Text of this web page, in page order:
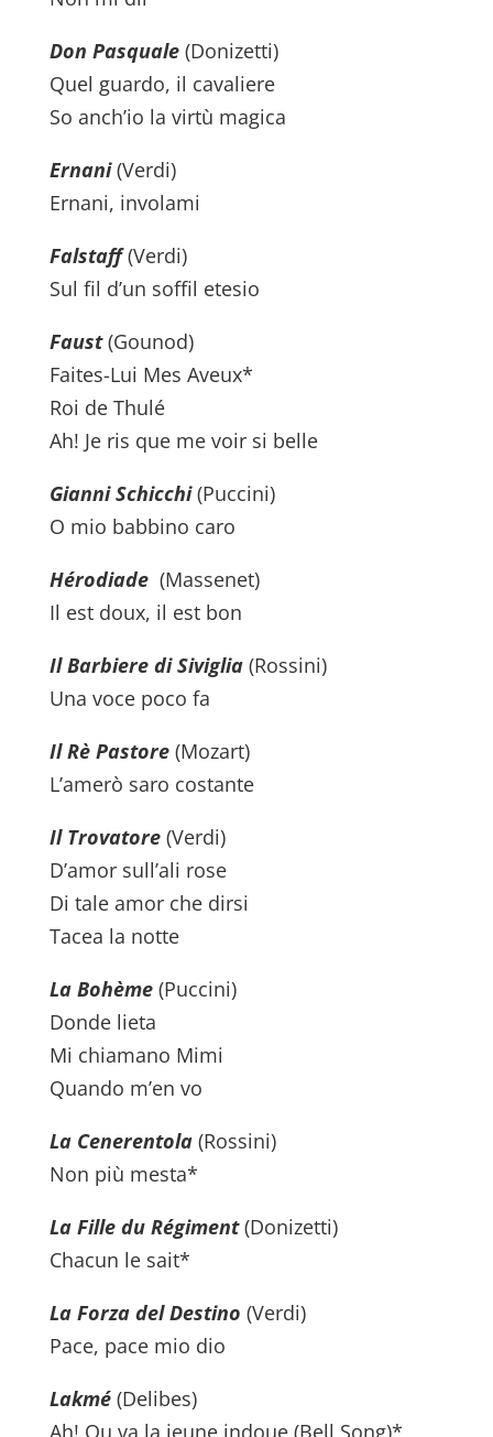
Don Pasquale (Donizetti)
Quel guardo, il cavaliere
So anch’io la virtù magica
Ernani(Verdi)
Ernani, involami
Falstaff(Verdi)
Sul fil d’un soffil etesio
Faust (Gounod)
Faites-Lui Mes Aveux*
Roi de Thulé
Ah! Je ris que me voir si belle
Gianni Schicchi(Puccini)
O mio babbino caro
Hérodiade (Massenet)
Il est doux, il est bon
Il Barbiere di Siviglia(Rossini)
Una voce poco fa
Il Rè Pastore(Mozart)
L’amerò saro costante
Il Trovatore(Verdi)
D’amor sull’ali rose
Di tale amor che dirsi
Tacea la notte
La Bohème(Puccini)
Donde lieta
Mi chiamano Mimi
Quando m’en vo
La Cenerentola(Rossini)
Non più mesta*
La Fille du Régiment(Donizetti)
Chacun le sait*
La Forza del Destino (Verdi)
Pace, pace mio dio
Lakmé (Delibes)
Ah! Ou va la jeune indoue (Bell Song)*